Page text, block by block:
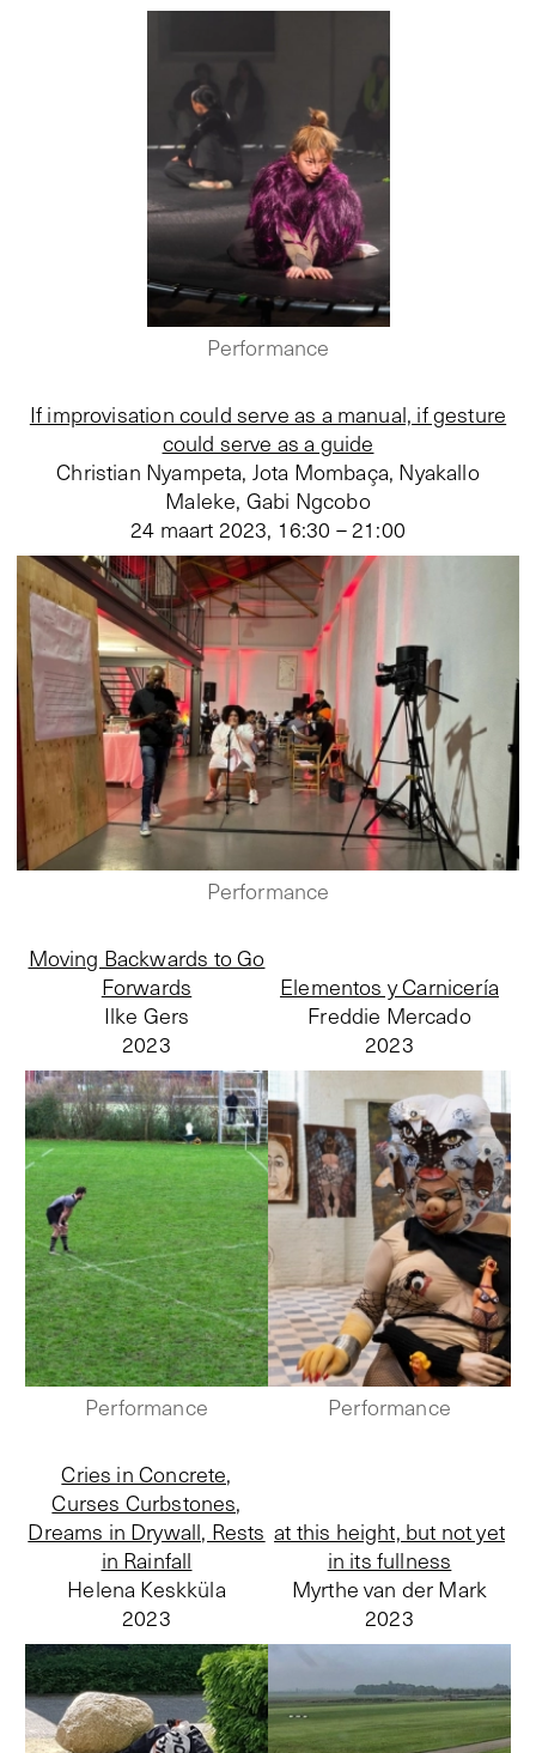
Performance
If improvisation could serve as a manual, if gesture
could serve as a guide
Christian Nyampeta, Jota Mombaça, Nyakallo
Maleke, Gabi Ngcobo
24 maart 2023, 16:30 – 21:00
Performance
Moving Backwards to Go
Forwards
Ilke Gers
2023
Performance
Elementos y Carnicería
Freddie Mercado
2023
Performance
Cries in Concrete,
Curses Curbstones,
Dreams in Drywall, Rests
in Rainfall
Helena Keskküla
2023
at this height, but not yet
in its fullness
Myrthe van der Mark
2023